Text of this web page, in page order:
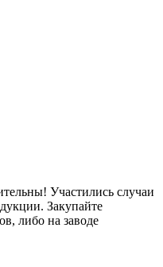
Участились случаи
Закупайте
либо на заводе